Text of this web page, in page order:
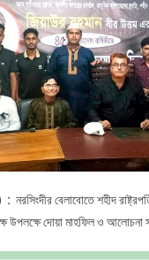
: নরসিংদীর বেলাবোতে শহীদ
উপলক্ষে দোয়া মাহফিল ও আলোচনা